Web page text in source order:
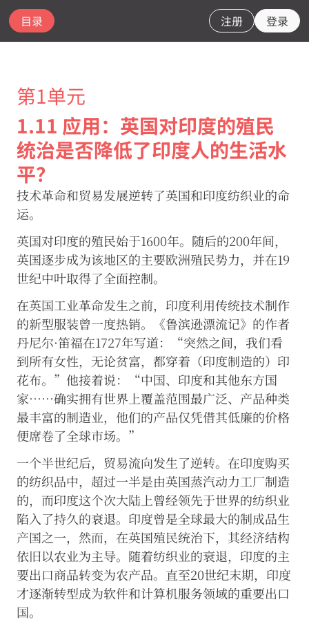
注册 登录
目录
CORE
Econ
网
站
使
用
必
要
的
Cookie
以
确
保
网
站
正
常
运
行。
您
可
以
通
过
器
设
置
禁
用
这
些
Cookie，
但
这
可
第1单元
1.11 应用：英国对印度的殖民
统治是否降低了印度人的生活水
平？
技术革命和贸易发展逆转了英国和印度纺织业的命
运。
英国对印度的殖民始于1600年。随后的200年间，
英国逐步成为该地区的主要欧洲殖民势力，并在19
世纪中叶取得了全面控制。
在英国工业革命发生之前，印度利用传统技术制作
的新型服装曾一度热销。《鲁滨逊漂流记》的作者
丹尼尔·笛福在1727年写道：“突然之间，我们看
到所有女性，无论贫富，都穿着（印度制造的）印
花布。”他接着说：“中国、印度和其他东方国
家……确实拥有世界上覆盖范围最广泛、产品种类
最丰富的制造业，他们的产品仅凭借其低廉的价格
便席卷了全球市场。”
一个半世纪后，贸易流向发生了逆转。在印度购买
的纺织品中，超过一半是由英国蒸汽动力工厂制造
的，而印度这个次大陆上曾经领先于世界的纺织业
陷入了持久的衰退。印度曾是全球最大的制成品生
产国之一，然而，在英国殖民统治下，其经济结构
依旧以农业为主导。随着纺织业的衰退，印度的主
要出口商品转变为农产品。直至20世纪末期，印度
才逐渐转型成为软件和计算机服务领域的重要出口
国。